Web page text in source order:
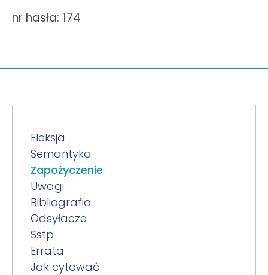
nr hasła: 174
Fleksja
Semantyka
Zapożyczenie
Uwagi
Bibliografia
Odsyłacze
Sstp
Errata
Jak cytować